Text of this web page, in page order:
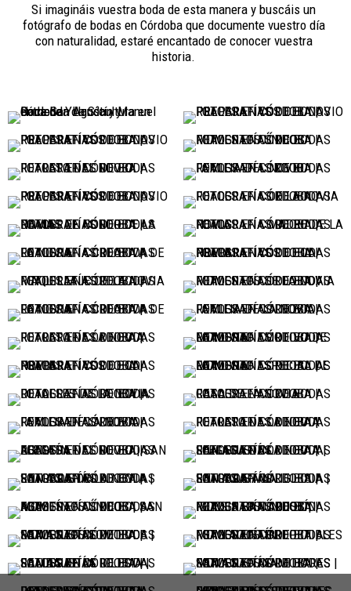
Si imagináis vuestra boda de esta manera y buscáis un
fotógrafo de bodas en Córdoba que documente vuestro día
con naturalidad, estaré encantado de conocer vuestra
historia.